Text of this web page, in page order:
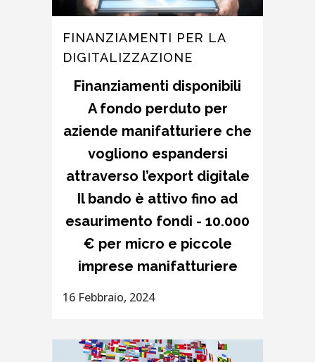
FINANZIAMENTI PER LA
DIGITALIZZAZIONE
Finanziamenti disponibili
A fondo perduto per
aziende manifatturiere che
vogliono espandersi
attraverso l’export digitale
Il bando è attivo fino ad
esaurimento fondi - 10.000
€ per micro e piccole
imprese manifatturiere
16 Febbraio, 2024